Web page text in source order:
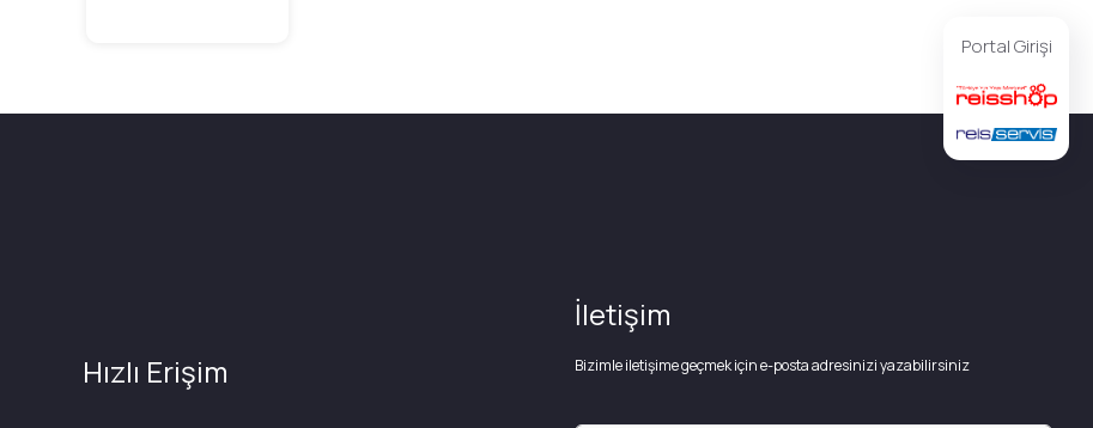
Portal Girişi
Hızlı Erişim
İletişim
Bizimle iletişime geçmek için e-posta adresinizi yazabilirsiniz